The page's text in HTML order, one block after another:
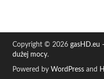
Copyright © 2026 gasHD.eu
dużej mocy.
Powered by WordPress and